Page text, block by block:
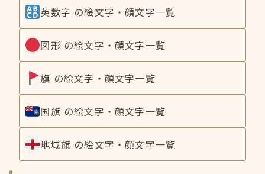
英数字 の絵文字・顔文字一覧
図形 の絵文字・顔文字一覧
旗 の絵文字・顔文字一覧
国旗 の絵文字・顔文字一覧
地域旗 の絵文字・顔文字一覧